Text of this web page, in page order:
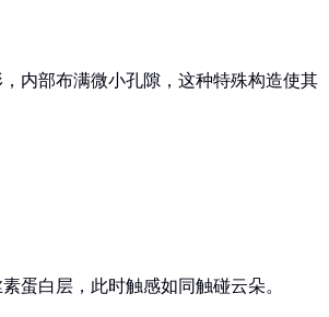
内部布满微小孔隙，这种特殊构造使其
蛋白层，此时触感如同触碰云朵。